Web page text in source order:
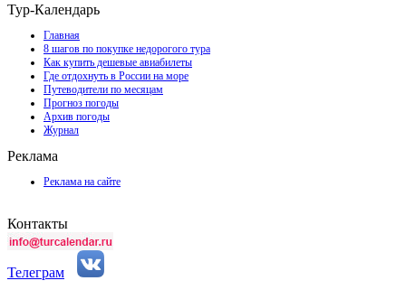
Тур-Календарь
Главная
8 шагов по покупке недорогого тура
Как купить дешевые авиабилеты
Где отдохнуть в России на море
Путеводители по месяцам
Прогноз погоды
Архив погоды
Журнал
Реклама
Реклама на сайте
Контакты
Телеграм